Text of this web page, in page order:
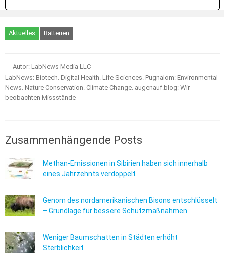
Aktuelles Batterien
Autor: LabNews Media LLC
LabNews: Biotech. Digital Health. Life Sciences. Pugnalom: Environmental
News. Nature Conservation. Climate Change. augenauf.blog: Wir
beobachten Missstände
Zusammenhängende Posts
Methan-Emissionen in Sibirien haben sich innerhalb
eines Jahrzehnts verdoppelt
Genom des nordamerikanischen Bisons entschlüsselt
– Grundlage für bessere Schutzmaßnahmen
Weniger Baumschatten in Städten erhöht
Sterblichkeit